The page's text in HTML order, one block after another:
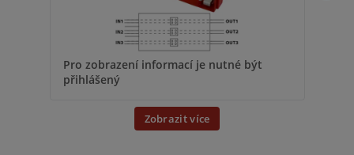
Pro zobrazení informací je nutné být
přihlášený
Zobrazit více